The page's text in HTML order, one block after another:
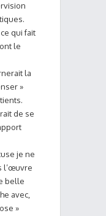
qui fait
le
la
»
de se
je ne
l’œuvre
belle
avec,
»